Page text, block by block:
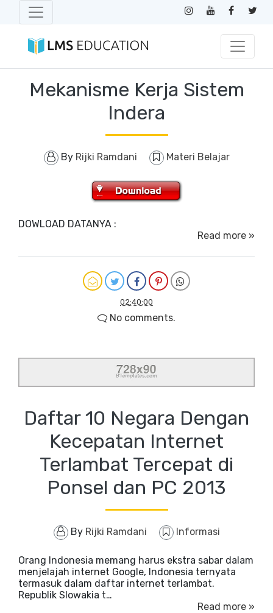
Mekanisme Kerja Sistem
Indera
By Rijki Ramdani Materi Belajar
DOWLOAD DATANYA :
Read more »
02:40:00
No comments.
Daftar 10 Negara Dengan
Kecepatan Internet
Terlambat Tercepat di
Ponsel dan PC 2013
By Rijki Ramdani Informasi
Orang Indonesia memang harus ekstra sabar dalam
menjelajah internet Google, Indonesia ternyata
termasuk dalam daftar internet terlambat.
Republik Slowakia t…
Read more »